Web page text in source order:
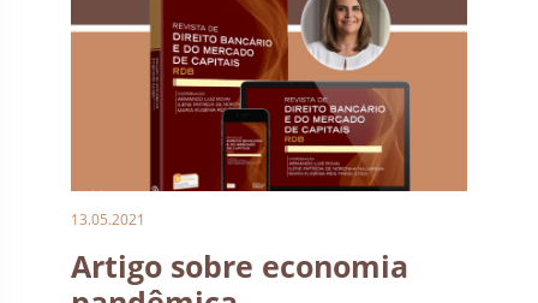
13.05.2021
Artigo sobre economia